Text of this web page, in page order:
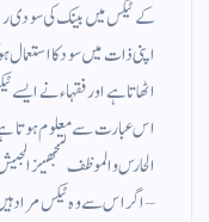
کے ٹیکس میں بینک کی سودی
اپنی ذات میں سود کا
اٹھاتا ہے اور فقہاء نے
اس عبارت سے معلوم ہوتا ہے
الحارس والموظف لتجهيز
– اگر اس سے وہ ٹیکس مراد ہیں